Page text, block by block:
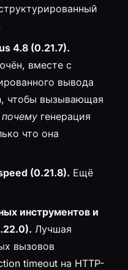
4.8 (0.21.7).
вместе с
вывода
чтобы вызывающая
почему генерация
что она
(0.21.8). Ещё
инструментов и
Лучшая
вызовов
timeout на HTTP-